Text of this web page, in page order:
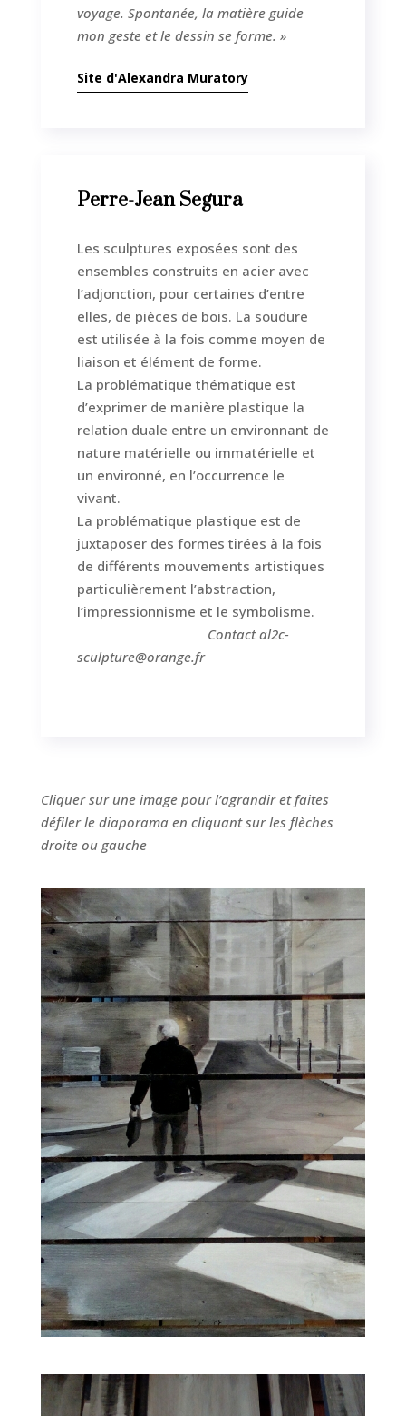
voyage. Spontanée, la matière guide
mon geste et le dessin se forme. »
Site d'Alexandra Muratory
Perre-Jean Segura
Les sculptures exposées sont des
ensembles construits en acier avec
l’adjonction, pour certaines d’entre
elles, de pièces de bois. La soudure
est utilisée à la fois comme moyen de
liaison et élément de forme.
La problématique thématique est
d’exprimer de manière plastique la
relation duale entre un environnant de
nature matérielle ou immatérielle et
un environné, en l’occurrence le
vivant.
La problématique plastique est de
juxtaposer des formes tirées à la fois
de différents mouvements artistiques
particulièrement l’abstraction,
l’impressionnisme et le symbolisme.
Contact al2c-
sculpture@orange.fr
Cliquer sur une image pour l’agrandir et faites
défiler le diaporama en cliquant sur les flèches
droite ou gauche